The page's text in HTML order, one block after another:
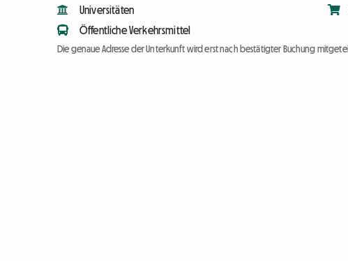
Universitäten
Öffentliche Verkehrsmittel
Die genaue Adresse der Unterkunft wird erst nach bestätigter Buchung